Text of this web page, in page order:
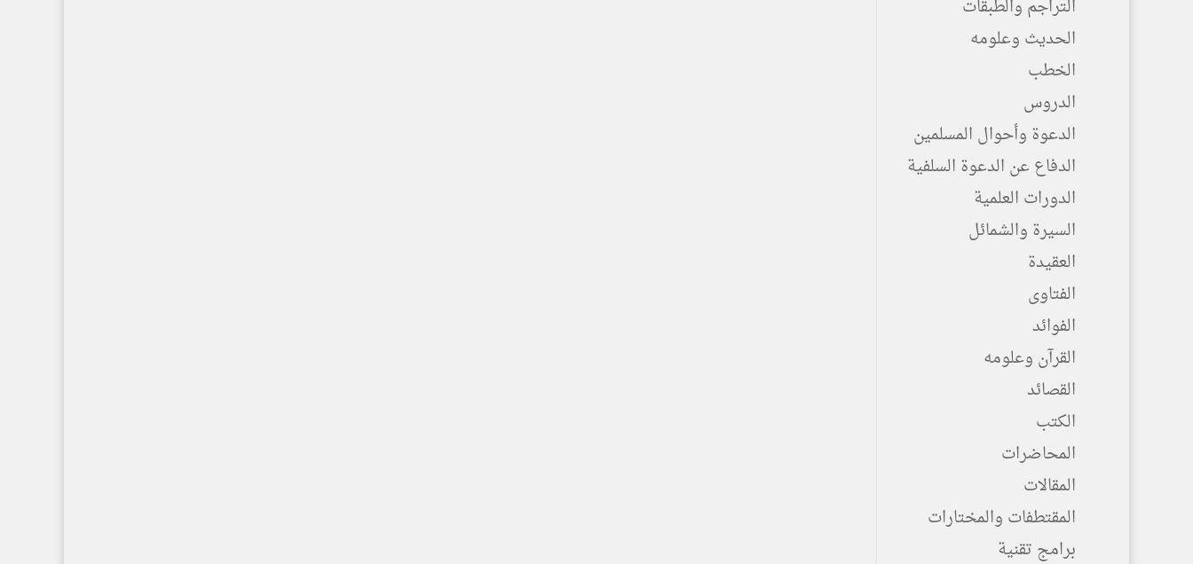
التراجم والطبقات
الحديث وعلومه
الخطب
الدروس
الدعوة وأحوال المسلمين
الدفاع عن الدعوة السلفية
الدورات العلمية
السيرة والشمائل
العقيدة
الفتاوى
الفوائد
القرآن وعلومه
القصائد
الكتب
المحاضرات
المقالات
المقتطفات والمختارات
برامج تقنية